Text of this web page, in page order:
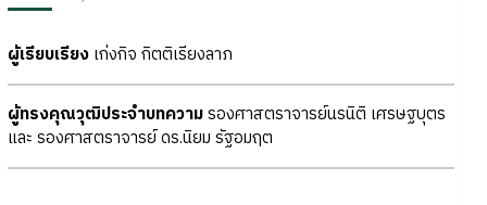
ผู้เรียบเรียงเก่งกิจ กิตติเรียงลาภ
ผู้ทรงคุณวุฒิประจำบทความรองศาสตราจารย์นรนิติ เศรษฐบุตร
และ รองศาสตราจารย์ ดร.นิยม รัฐอมฤต